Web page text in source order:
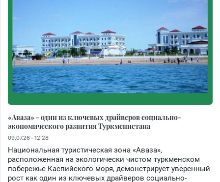
«Аваза» - один из ключевых драйверов социально-
экономического развития Туркменистана
09.07.26 - 12:28
Национальная туристическая зона «Аваза»,
расположенная на экологически чистом туркменском
побережье Каспийского моря, демонстрирует уверенный
рост как один из ключевых драйверов социально-